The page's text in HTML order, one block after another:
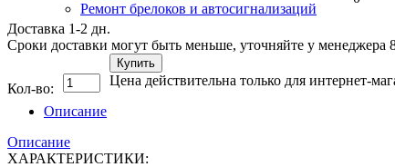
Ремонт брелоков и автосигнализаций
Доставка 1-2 дн.
Сроки доставки могут быть меньше, уточняйте у менеджера
Кол-во:
Купить
Цена действительна только для интернет-
Описание
Описание
ХАРАКТЕРИСТИКИ: